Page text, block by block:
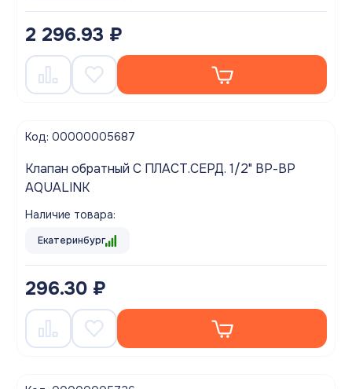
2 296.93 ₽
Код: 00000005687
Клапан обратный С ПЛАСТ.СЕРД. 1/2" ВР-ВР
AQUALINK
Наличие товара:
Екатеринбург
296.30 ₽